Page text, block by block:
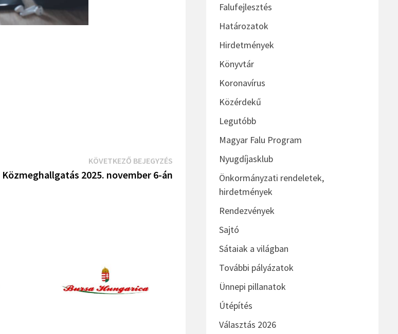
KÖVETKEZŐ BEJEGYZÉSNext
Post
Közmeghallgatás 2025. november 6-án
Falufejlesztés
Határozatok
Hirdetmények
Könyvtár
Koronavírus
Közérdekű
Legutóbb
Magyar Falu Program
Nyugdíjasklub
Önkormányzati rendeletek,
hirdetmények
Rendezvények
Sajtó
Sátaiak a világban
További pályázatok
Ünnepi pillanatok
Útépítés
Választás 2026